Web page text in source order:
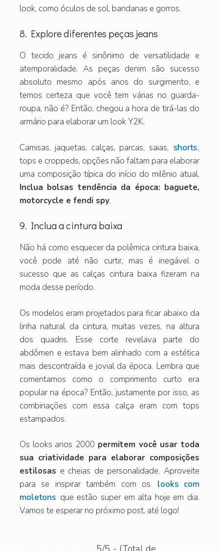
look, como óculos de sol, bandanas e gorros.
8. Explore diferentes peças jeans
O tecido jeans é sinônimo de versatilidade e
atemporalidade. As peças denim são sucesso
absoluto mesmo após anos do surgimento, e
temos certeza que você tem várias no guarda-
roupa, não é? Então, chegou a hora de tirá-las do
armário para elaborar um look Y2K.
Camisas, jaquetas, calças, parcas, saias, shorts,
tops e croppeds, opções não faltam para elaborar
uma composição típica do início do milênio atual.
Inclua bolsas tendência da época: baguete,
motorcycle e fendi spy.
9. Inclua a cintura baixa
Não há como esquecer da polêmica cintura baixa,
você pode até não curtir, mas é inegável o
sucesso que as calças cintura baixa fizeram na
moda desse período.
Os modelos eram projetados para ficar abaixo da
linha natural da cintura, muitas vezes, na altura
dos quadris. Esse corte revelava parte do
abdômen e estava bem alinhado com a estética
mais descontraída e jovial da época. Lembra que
comentamos como o comprimento curto era
popular na época? Então, justamente por isso, as
combinações com essa calça eram com tops
estampados.
Os looks anos 2000 permitem você usar toda
sua criatividade para elaborar composições
estilosas e cheias de personalidade. Aproveite
para se inspirar também com os
looks com
moletons que estão super em alta hoje em dia.
Vamos te esperar no próximo post, até logo!